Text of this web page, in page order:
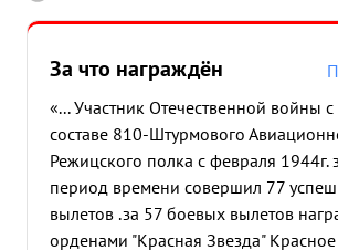
За что награждён
«... Участник Отечественной войны с
составе 810-Штурмового
Режицского полка с февраля 1944г.
период времени совершил 77
вылетов .за 57 боевых вылетов
орденами "Красная Звезда"